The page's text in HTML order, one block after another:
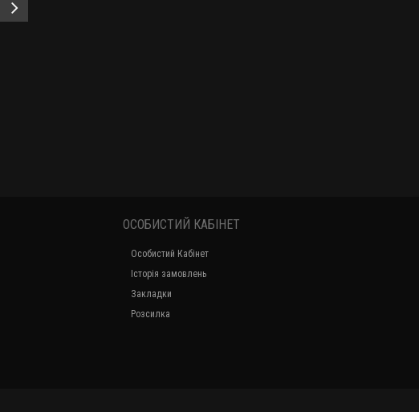
ОСОБИСТИЙ КАБІНЕТ
Особистий Кабінет
Історія замовлень
Закладки
Розсилка